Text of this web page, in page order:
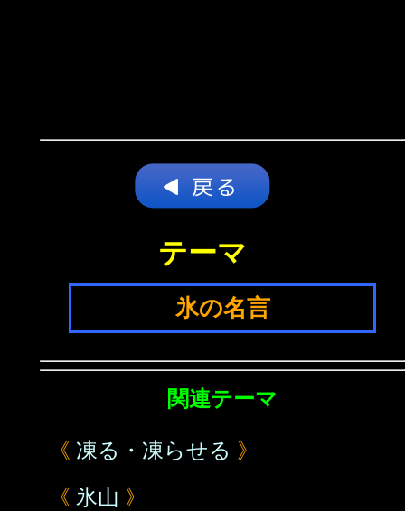
テーマ
氷の名言
関連テーマ
《 凍る・凍らせる 》
《 氷山 》